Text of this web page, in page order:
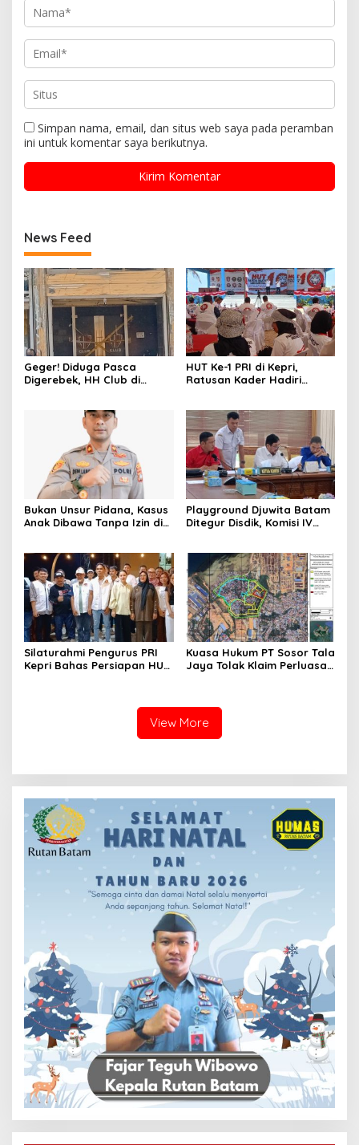
Simpan nama, email, dan situs web saya pada peramban
ini untuk komentar saya berikutnya.
News Feed
Geger! Diduga Pasca
Digerebek, HH Club di
HUT Ke-1 PRI di Kepri,
Ratusan Kader Hadiri
Bukan Unsur Pidana, Kasus
Anak Dibawa Tanpa Izin di
Playground Djuwita Batam
Ditegur Disdik, Komisi IV
Silaturahmi Pengurus PRI
Kepri Bahas Persiapan HUT
Kuasa Hukum PT Sosor Tala
Jaya Tolak Klaim Perluasan
View More